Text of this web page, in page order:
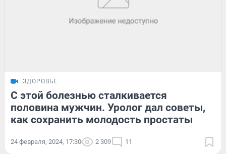
ЗДОРОВЬЕ
С этой болезнью сталкивается
половина мужчин. Уролог дал советы,
как сохранить молодость простаты
24 февраля, 2024, 17:30 2 309 11